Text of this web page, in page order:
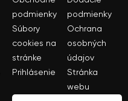
podmienky
podmienky
Súbory
cookies na
stránke
Ochrana
osobných
údajov
Prihlásenie
Stránka
webu